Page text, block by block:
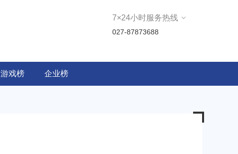
7×24小时服务热线
027-87873688
游戏榜 企业榜